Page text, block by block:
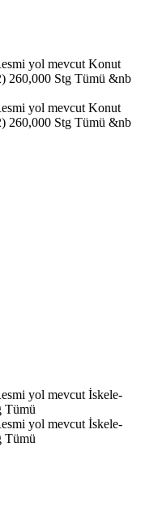
yol mevcut Konut
260,000 Stg Tümü &nb
yol mevcut Konut
260,000 Stg Tümü &nb
yol mevcut İskele-
Tümü
yol mevcut İskele-
Tümü